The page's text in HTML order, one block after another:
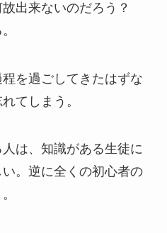
故出来ないのだろう？
を過ごしてきたはずな
てしまう。
は、知識がある生徒に
。逆に全くの初心者の